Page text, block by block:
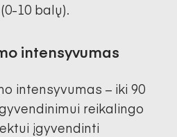
10 balų).
intensyvumas
intensyvumas – iki 90
reikalingo
įgyvendinti